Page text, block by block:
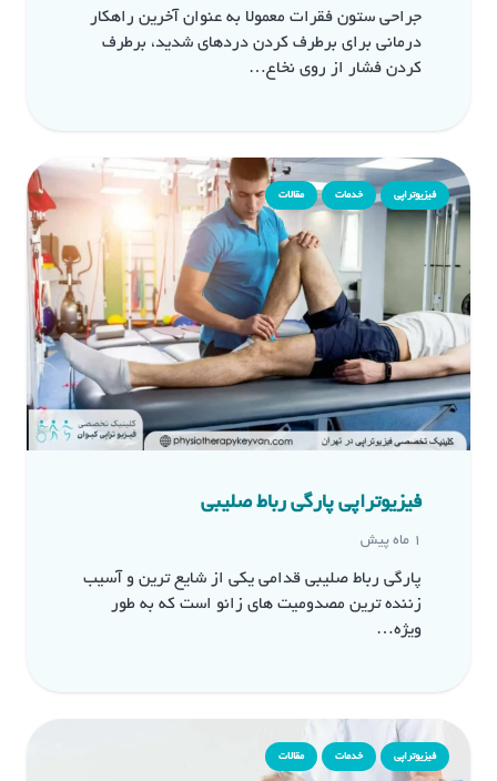
جراحی ستون فقرات معمولا به عنوان آخرین راهکار
درمانی برای برطرف کردن دردهای شدید، برطرف
کردن فشار از روی نخاع…
فیزیوتراپی خدمات مقالات
فیزیوتراپی پارگی رباط صلیبی
1 ماه پیش
پارگی رباط صلیبی قدامی یکی از شایع ترین و آسیب
زننده ترین مصدومیت های زانو است که به طور
ویژه…
فیزیوتراپی خدمات مقالات